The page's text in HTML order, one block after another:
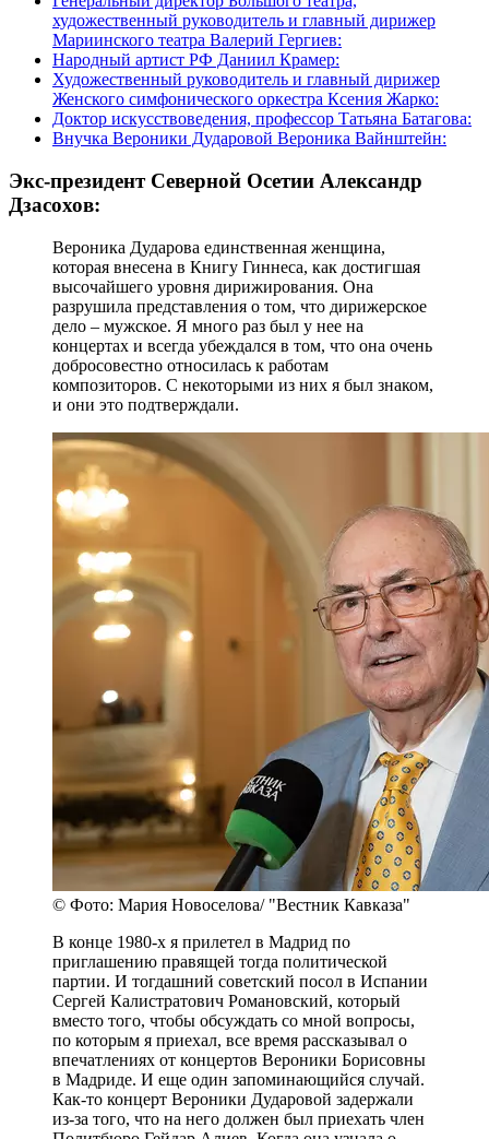
художественный руководитель и главный дирижер
Мариинского театра Валерий Гергиев:
Народный артист РФ Даниил Крамер:
Художественный руководитель и главный дирижер
Женского симфонического оркестра Ксения Жарко:
Доктор искусствоведения, профессор Татьяна Батагова:
Внучка Вероники Дударовой Вероника Вайнштейн:
Экс-президент Северной Осетии Александр
Дзасохов:
Вероника Дударова единственная женщина,
которая внесена в Книгу Гиннеса, как достигшая
высочайшего уровня дирижирования. Она
разрушила представления о том, что дирижерское
дело – мужское. Я много раз был у нее на
концертах и всегда убеждался в том, что она очень
добросовестно относилась к работам
композиторов. С некоторыми из них я был знаком,
и они это подтверждали.
© Фото: Мария Новоселова/ "Вестник Кавказа"
В конце 1980-х я прилетел в Мадрид по
приглашению правящей тогда политической
партии. И тогдашний советский посол в Испании
Сергей Калистратович Романовский, который
вместо того, чтобы обсуждать со мной вопросы,
по которым я приехал, все время рассказывал о
впечатлениях от концертов Вероники Борисовны
в Мадриде. И еще один запоминающийся случай.
Как-то концерт Вероники Дударовой задержали
из-за того, что на него должен был приехать член